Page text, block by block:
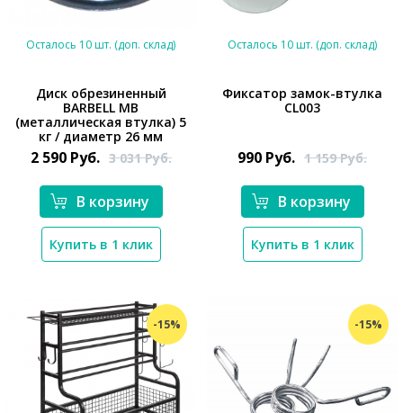
*}
Осталось 10 шт. (доп. склад)
Диск обрезиненный
BARBELL MB
(металлическая втулка) 5
кг / диаметр 26 мм
2 590 Руб. 3 031Руб.
В корзину
Купить в 1 клик
Осталось 10 шт. (доп. склад)
Фиксатор замок-втулка
CL003
990 Руб. 1 159Руб.
В корзину
Купить в 1 клик
-15% -15%